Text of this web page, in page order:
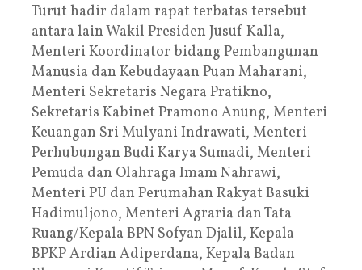
Turut hadir dalam rapat terbatas tersebut
antara lain Wakil Presiden Jusuf Kalla,
Menteri Koordinator bidang Pembangunan
Manusia dan Kebudayaan Puan Maharani,
Menteri Sekretaris Negara Pratikno,
Sekretaris Kabinet Pramono Anung, Menteri
Keuangan Sri Mulyani Indrawati, Menteri
Perhubungan Budi Karya Sumadi, Menteri
Pemuda dan Olahraga Imam Nahrawi,
Menteri PU dan Perumahan Rakyat Basuki
Hadimuljono, Menteri Agraria dan Tata
Ruang/Kepala BPN Sofyan Djalil, Kepala
BPKP Ardian Adiperdana, Kepala Badan